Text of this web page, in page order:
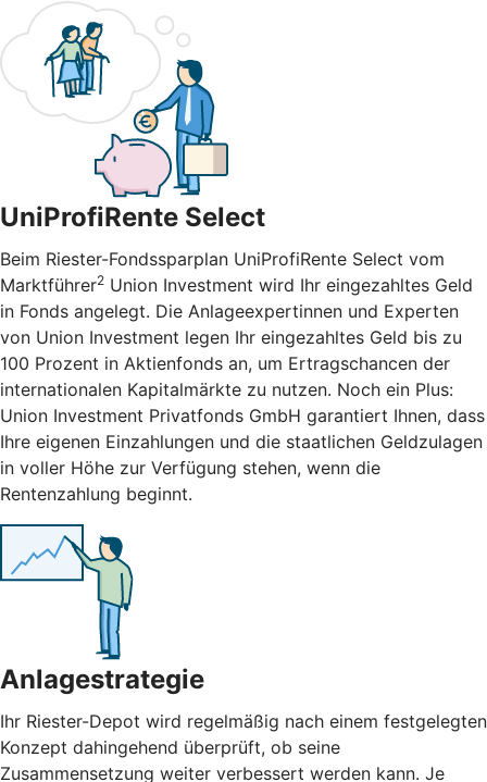
UniProfiRente Select
Beim Riester-Fondssparplan UniProfiRente Select vom
Marktführer2 Union Investment wird Ihr eingezahltes Geld
in Fonds angelegt. Die Anlageexpertinnen und Experten
von Union Investment legen Ihr eingezahltes Geld bis zu
100 Prozent in Aktienfonds an, um Ertragschancen der
internationalen Kapitalmärkte zu nutzen. Noch ein Plus:
Union Investment Privatfonds GmbH garantiert Ihnen, dass
Ihre eigenen Einzahlungen und die staatlichen Geldzulagen
in voller Höhe zur Verfügung stehen, wenn die
Rentenzahlung beginnt.
Anlagestrategie
Ihr Riester-Depot wird regelmäßig nach einem festgelegten
Konzept dahingehend überprüft, ob seine
Zusammensetzung weiter verbessert werden kann. Je